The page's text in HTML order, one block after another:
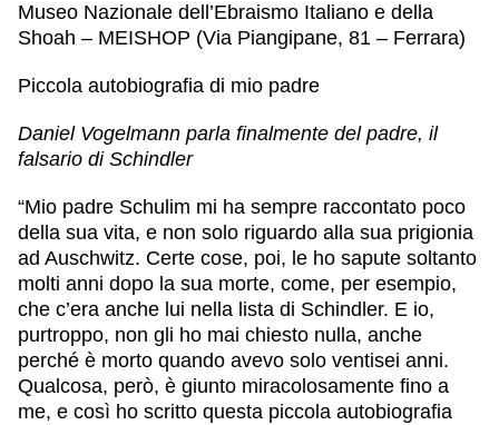
Museo Nazionale dell’Ebraismo Italiano e della
Shoah – MEISHOP (Via Piangipane, 81 – Ferrara)
Piccola autobiografia di mio padre
Daniel Vogelmann parla finalmente del padre, il
falsario di Schindler
“Mio padre Schulim mi ha sempre raccontato poco
della sua vita, e non solo riguardo alla sua prigionia
ad Auschwitz. Certe cose, poi, le ho sapute soltanto
molti anni dopo la sua morte, come, per esempio,
che c’era anche lui nella lista di Schindler. E io,
purtroppo, non gli ho mai chiesto nulla, anche
perché è morto quando avevo solo ventisei anni.
Qualcosa, però, è giunto miracolosamente fino a
me, e così ho scritto questa piccola autobiografia